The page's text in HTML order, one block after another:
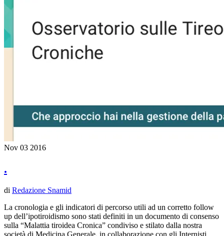
Nov 03 2016
.
di Redazione Snamid
La cronologia e gli indicatori di percorso utili ad un corretto follow
up dell’ipotiroidismo sono stati definiti in un documento di consenso
sulla “Malattia tiroidea Cronica” condiviso e stilato dalla nostra
società di Medicina Generale, in collaborazione con gli Internisti